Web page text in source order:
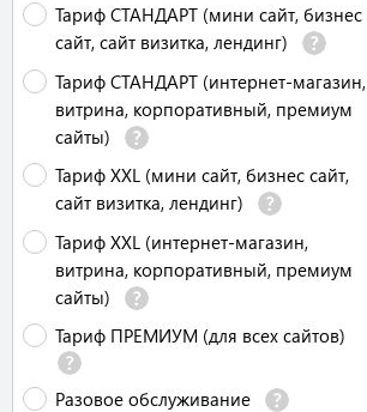
Тариф СТАНДАРТ (мини сайт, бизнес
сайт, сайт визитка, лендинг)
Тариф СТАНДАРТ (интернет-магазин,
витрина, корпоративный, премиум
сайты)
Тариф XXL (мини сайт, бизнес сайт,
сайт визитка, лендинг)
Тариф XXL (интернет-магазин,
витрина, корпоративный, премиум
сайты)
Тариф ПРЕМИУМ (для всех сайтов)
Разовое обслуживание